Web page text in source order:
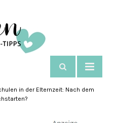
in der Elternzeit: Nach dem